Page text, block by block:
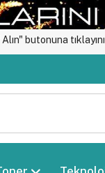
tıklayınız.